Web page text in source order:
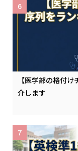
【医学部の格付
介します
6
7